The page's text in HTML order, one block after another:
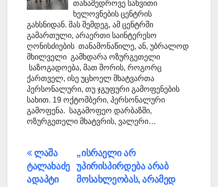
თანამედროვე სახვითი
ხელოვნების ცენტრის
გახსნიდან. მას შემდეგ, ამ ცენტრში
გამართული, არაერთი საინტერესო
ღონისძიების თანამონაწილე, ან, უბრალოდ
მხილველი გამხდარა ოზურგეთელი
საზოგადოება, მათ შორის, როგორც
ქართველ, ისე უცხოელ მხატვართა
პერსონალური, თუ ჯგუფური გამოფენების
სახით. 19 ოქტომბერი, პერსონალური
გამოფენა. საგამოფეო დარბაზში,
ოზურგეთელი მხატვრის, ვალერი…
პოსტის
ნავიგაცია
„ისრაელი არ
უპირისპირდება არაბ
მოსახლეობას, არამედ
ლაშა
ტალახაძე
ადაპტი